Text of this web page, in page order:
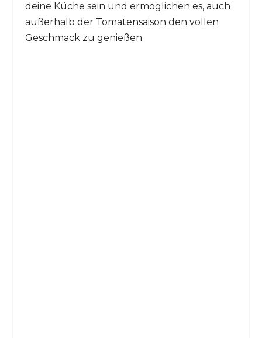
deine Küche sein und ermöglichen es, auch
außerhalb der Tomatensaison den vollen
Geschmack zu genießen.